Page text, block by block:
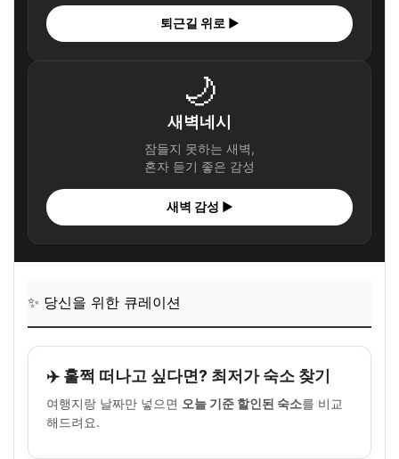
퇴근길 위로 ▶
🌙
새벽네시
잠들지 못하는 새벽,
혼자 듣기 좋은 감성
새벽 감성 ▶
✨ 당신을 위한 큐레이션
✈️ 훌쩍 떠나고 싶다면? 최저가 숙소 찾기
여행지랑 날짜만 넣으면 오늘 기준 할인된 숙소를 비교
해드려요.